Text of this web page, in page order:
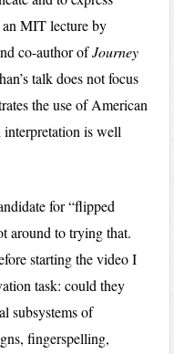
MIT lecture by
co-author ofJourney
talk does not focus
the use of American
is well
for “flipped
around to trying that.
starting the video I
task: could they
subsystems of
fingerspelling,